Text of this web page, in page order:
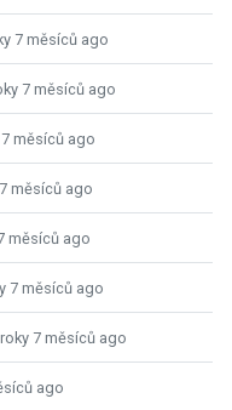
7 měsíců ago
7 měsíců ago
měsíců ago
měsíců ago
měsíců ago
7 měsíců ago
7 měsíců ago
ago